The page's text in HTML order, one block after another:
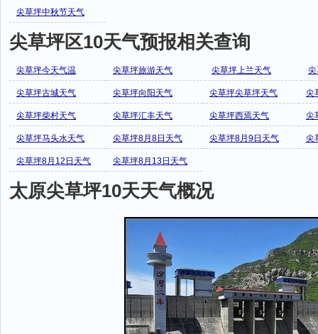
尖草坪中秋节天气
尖草坪区10天气预报相关查询
尖草坪今天气温 尖草坪旅游天气 尖草坪上兰天气
尖草坪古城天气 尖草坪向阳天气 尖草坪尖草坪天气 尖
尖草坪柴村天气 尖草坪汇丰天气 尖草坪西焉天气 尖
尖草坪马头水天气 尖草坪8月8日天气 尖草坪8月9日天气 尖
尖草坪8月12日天气 尖草坪8月13日天气
太原尖草坪10天天气概况